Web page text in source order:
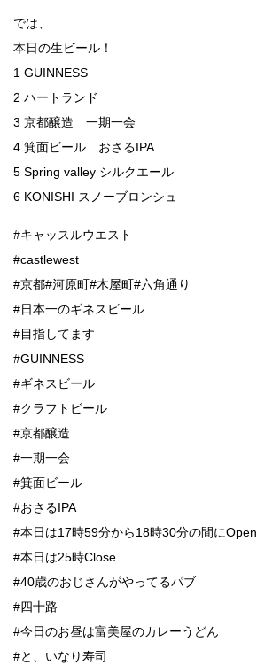
では、
本日の生ビール！
1 GUINNESS
2 ハートランド
3 京都醸造 一期一会
4 箕面ビール おさるIPA
5 Spring valley シルクエール
6 KONISHI スノーブロンシュ
#キャッスルウエスト
#castlewest
#京都#河原町#木屋町#六角通り
#日本一のギネスビール
#目指してます
#GUINNESS
#ギネスビール
#クラフトビール
#京都醸造
#一期一会
#箕面ビール
#おさるIPA
#本日は17時59分から18時30分の間にOpen
#本日は25時Close
#40歳のおじさんがやってるパブ
#四十路
#今日のお昼は富美屋のカレーうどん
#と、いなり寿司